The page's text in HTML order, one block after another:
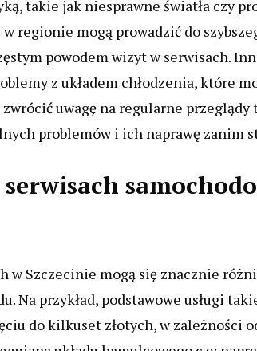
takie jak niesprawne światła czy
regionie mogą prowadzić do
powodem wizyt w serwisach.
z układem chłodzenia, które
uwagę na regularne
problemów i ich naprawę zanim
serwisach
w Szczecinie mogą się znacznie
Na przykład, podstawowe usługi
do kilkuset złotych, w zależności